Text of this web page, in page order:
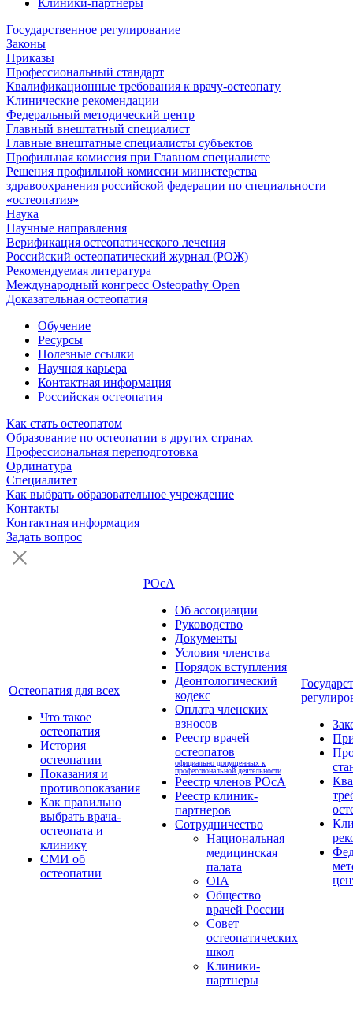
Клиники-партнеры
Государственное регулирование
Законы
Приказы
Профессиональный стандарт
Квалификационные требования к врачу-остеопату
Клинические рекомендации
Федеральный методический центр
Главный внештатный специалист
Главные внештатные специалисты субъектов
Профильная комиссия при Главном специалисте
Решения профильной комиссии министерства
здравоохранения российской федерации по специальности
«остеопатия»
Наука
Научные направления
Верификация остеопатического лечения
Российский остеопатический журнал (РОЖ)
Рекомендуемая литература
Международный конгресс Osteopathy Open
Доказательная остеопатия
Обучение
Ресурсы
Полезные ссылки
Научная карьера
Контактная информация
Российская остеопатия
Как стать остеопатом
Образование по остеопатии в других странах
Профессиональная переподготовка
Ординатура
Специалитет
Как выбрать образовательное учреждение
Контакты
Контактная информация
Задать вопрос
Остеопатия для всех
Что такое
остеопатия
История
остеопатии
Показания и
противопоказания
Как правильно
выбрать врача-
остеопата и
клинику
СМИ об
остеопатии
РОсА
Об ассоциации
Руководство
Документы
Условия членства
Порядок вступления
Деонтологический
кодекс
Оплата членских
взносов
Реестр врачей
остеопатов
официально допущенных к
профессиональной деятельности
Реестр членов РОсА
Реестр клиник-
партнеров
Сотрудничество
Национальная
медицинская
палата
OIA
Общество
врачей России
Совет
остеопатических
школ
Клиники-
партнеры